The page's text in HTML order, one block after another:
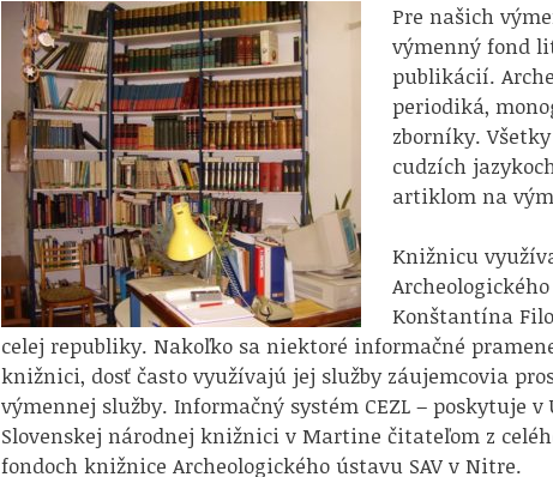
Pre našich
výmenný fond
publikácií.
periodiká,
zborníky.
cudzích
artiklom na
Knižnicu
Konštantína
celej republiky. Nakoľko sa niektoré informačné
knižnici, dosť často využívajú jej služby záujemcovia
výmennej služby. Informačný systém CEZL –
Slovenskej národnej knižnici v Martine čitateľom z
fondoch knižnice Archeologického ústavu SAV v Nitre.